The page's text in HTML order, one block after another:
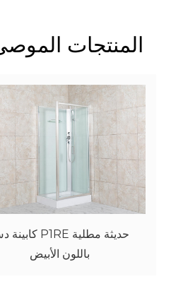
المنتجات
كابينة دش بباب منزلق بإطار
الألومنيوم P1SQ